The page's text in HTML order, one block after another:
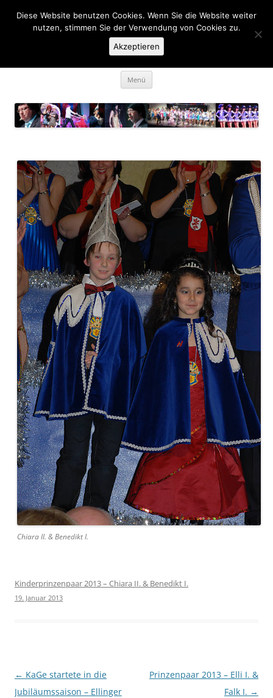
Inhalt
springen KaGe Ellingen 1963 e.V.
… des is ka Spass net, des is Fasching …
Menü
Chiara II. & Benedikt I.
Kinderprinzenpaar 2013 – Chiara II. & Benedikt I.
19. Januar 2013
Beitragsnavigation
← KaGe startete in die
Jubiläumssaison – Ellinger
Prinzenpaar 2013 – Elli I. &
Falk I. →
Diese Website benutzen Cookies. Wenn Sie die Website weiter
nutzen, stimmen Sie der Verwendung von Cookies zu.
Akzeptieren